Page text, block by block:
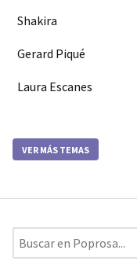
Shakira
Gerard Piqué
Laura Escanes
VER MÁS TEMAS